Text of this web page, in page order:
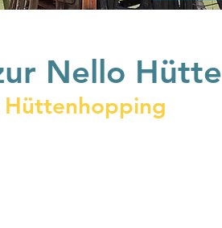
Nello Hütte